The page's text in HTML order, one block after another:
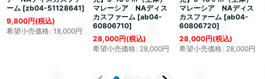
ーム [zb04-51128641]
9,800円(税込)
希望小売価格: 18,000円
マレーシア NAディス
カスファーム [ab04-
60806710]
28,000円(税込)
希望小売価格: 28,000円
マレーシア NAディス
カスファーム [ab04-
60806720]
28,000円(税込)
希望小売価格: 28,000円